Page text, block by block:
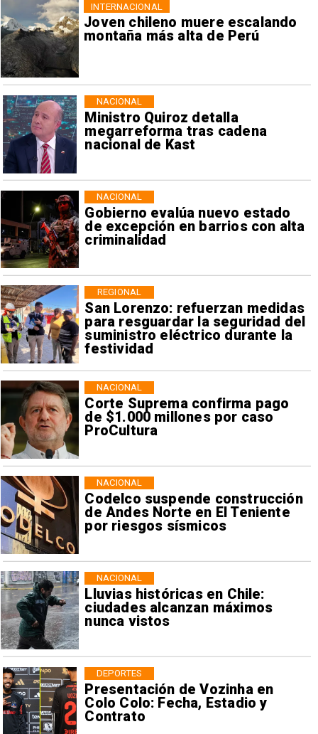
Joven chileno muere escalando
montaña más alta de Perú
INTERNACIONAL
Ministro Quiroz detalla
megarreforma tras cadena
nacional de Kast
NACIONAL
Gobierno evalúa nuevo estado
de excepción en barrios con alta
criminalidad
NACIONAL
San Lorenzo: refuerzan medidas
para resguardar la seguridad del
suministro eléctrico durante la
festividad
REGIONAL
Corte Suprema confirma pago
de $1.000 millones por caso
ProCultura
NACIONAL
Codelco suspende construcción
de Andes Norte en El Teniente
por riesgos sísmicos
NACIONAL
Lluvias históricas en Chile:
ciudades alcanzan máximos
nunca vistos
NACIONAL
Presentación de Vozinha en
Colo Colo: Fecha, Estadio y
Contrato
DEPORTES